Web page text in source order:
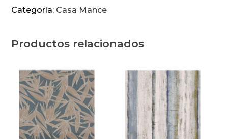
Categoría: Casa Mance
Productos relacionados